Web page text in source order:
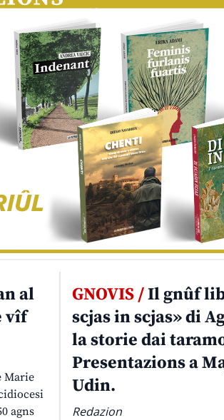
al
vîf
Marie
agns
GNOVIS /Il gnûf
scjas in scjas» di
la storie dai
Presentazions a
Udin.
Redazion